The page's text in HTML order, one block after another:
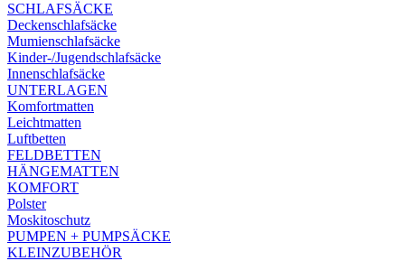
SCHLAFSÄCKE
Deckenschlafsäcke
Mumienschlafsäcke
Kinder-/Jugendschlafsäcke
Innenschlafsäcke
UNTERLAGEN
Komfortmatten
Leichtmatten
Luftbetten
FELDBETTEN
HÄNGEMATTEN
KOMFORT
Polster
Moskitoschutz
PUMPEN + PUMPSÄCKE
KLEINZUBEHÖR